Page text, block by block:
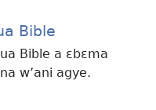
Bible
Bible a ɛbɛma
w’ani agye.